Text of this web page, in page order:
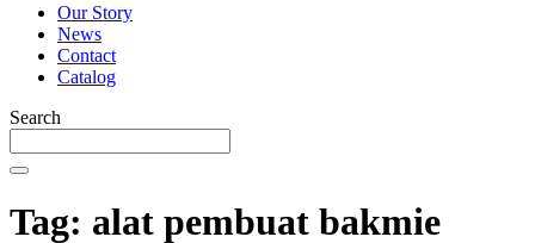
Our Story
News
Contact
Catalog
Search
Tag: alat pembuat bakmie